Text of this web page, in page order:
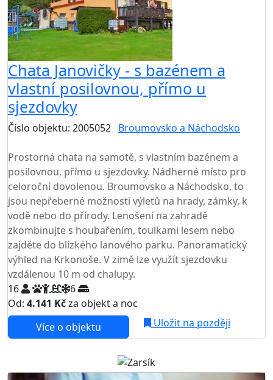
Chata Janovičky - s bazénem a
vlastní posilovnou, přímo u
sjezdovky
Číslo objektu: 2005052 Broumovsko a Náchodsko
Prostorná chata na samotě, s vlastním bazénem a
posilovnou, přímo u sjezdovky. Nádherné místo pro
celoroční dovolenou. Broumovsko a Náchodsko, to
jsou nepřeberné možnosti výletů na hrady, zámky, k
vodě nebo do přírody. Lenošení na zahradě
zkombinujte s houbařením, toulkami lesem nebo
zajděte do blízkého lanového parku. Panoramatický
výhled na Krkonoše. V zimě lze využít sjezdovku
vzdálenou 10 m od chalupy.
16
6
Od: 4.141 Kčza objekt a noc
Více o objektu Uložit na později